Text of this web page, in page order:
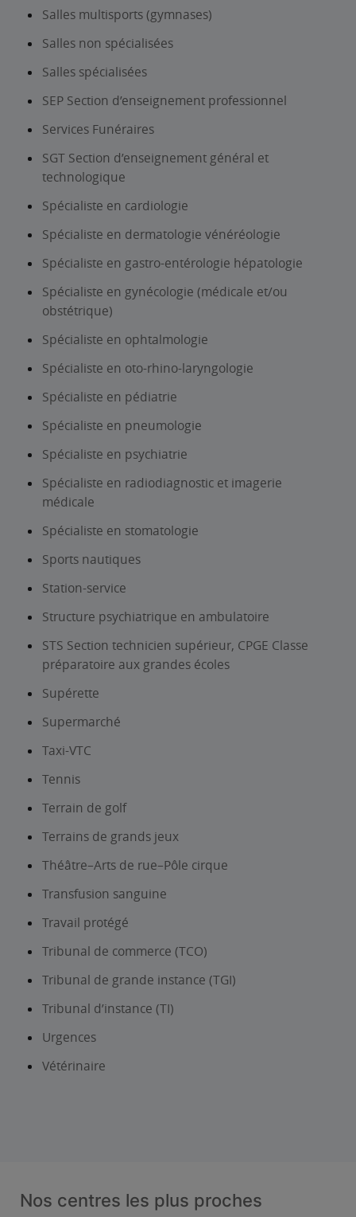
Salles multisports (gymnases)
Salles non spécialisées
Salles spécialisées
SEP Section d’enseignement professionnel
Services Funéraires
SGT Section d’enseignement général et
technologique
Spécialiste en cardiologie
Spécialiste en dermatologie vénéréologie
Spécialiste en gastro-entérologie hépatologie
Spécialiste en gynécologie (médicale et/ou
obstétrique)
Spécialiste en ophtalmologie
Spécialiste en oto-rhino-laryngologie
Spécialiste en pédiatrie
Spécialiste en pneumologie
Spécialiste en psychiatrie
Spécialiste en radiodiagnostic et imagerie
médicale
Spécialiste en stomatologie
Sports nautiques
Station-service
Structure psychiatrique en ambulatoire
STS Section technicien supérieur, CPGE Classe
préparatoire aux grandes écoles
Supérette
Supermarché
Taxi-VTC
Tennis
Terrain de golf
Terrains de grands jeux
Théâtre–Arts de rue–Pôle cirque
Transfusion sanguine
Travail protégé
Tribunal de commerce (TCO)
Tribunal de grande instance (TGI)
Tribunal d’instance (TI)
Urgences
Vétérinaire
Nos centres les plus proches